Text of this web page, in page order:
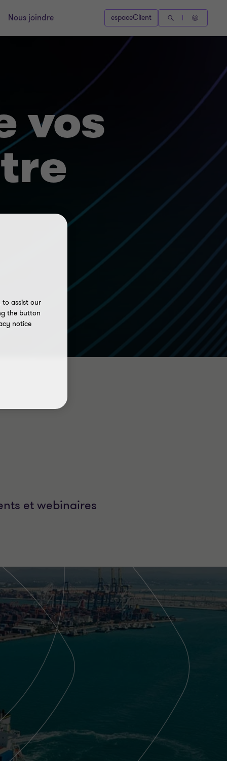
Nous joindre espaceClient
vos
et webinaires
to assist our
the button
notice